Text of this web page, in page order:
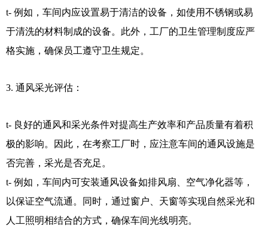
t- 例如，车间内应设置易于清洁的设备，如使用不锈钢或易
于清洗的材料制成的设备。此外，工厂的卫生管理制度应严
格实施，确保员工遵守卫生规定。
3. 通风采光评估：
t- 良好的通风和采光条件对提高生产效率和产品质量有着积
极的影响。因此，在考察工厂时，应注意车间的通风设施是
否完善，采光是否充足。
t- 例如，车间内可安装通风设备如排风扇、空气净化器等，
以保证空气流通。同时，通过窗户、天窗等实现自然采光和
人工照明相结合的方式，确保车间光线明亮。